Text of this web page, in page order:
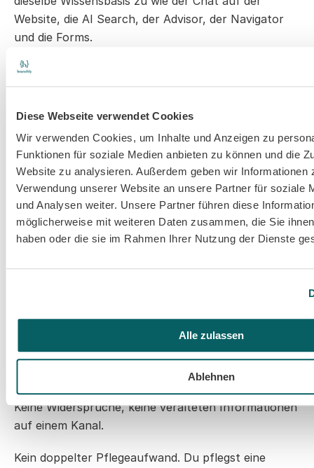
Diese Webseite verwendet Cookies
Wir verwenden Cookies, um Inhalte und Anzeigen zu
Funktionen für soziale Medien anbieten zu können und die
Website zu analysieren. Außerdem geben wir Informationen
Verwendung unserer Website an unsere Partner für soziale
und Analysen weiter. Unsere Partner führen diese
möglicherweise mit weiteren Daten zusammen, die Sie
haben oder die sie im Rahmen Ihrer Nutzung der Dienste
Alle zulassen
Ablehnen
Website, die AI Search, der Advisor, der Navigator
und die Forms.
Du richtest die Wissensbasis einmal in branchly ein.
Inhalte anlegen, strukturieren, indexieren. Danach
Der Chat auf der Website beantwortet Fragen
aus der Wissensbasis.
Die AI Search findet relevante Inhalte über die
hybride Suche.
Der Advisor empfiehlt passende Produkte aus
dem Katalog.
Der Navigator führt Besucher durch Prozesse.
Der Voice Agent liefert die Wissensbasis ans
Was du aus der Verbindung bekommst:
Keine unterschiedlichen Infos. Telefon und Website
speisen aus derselben Wissensbasis. Ein Kunde
bekommt am Telefon dieselbe Antwort wie im Chat.
Keine Widersprüche, keine veralteten Informationen
auf einem Kanal.
Kein doppelter Pflegeaufwand. Du pflegst eine